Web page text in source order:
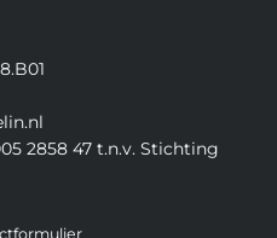
2858 47 t.n.v. Stichting